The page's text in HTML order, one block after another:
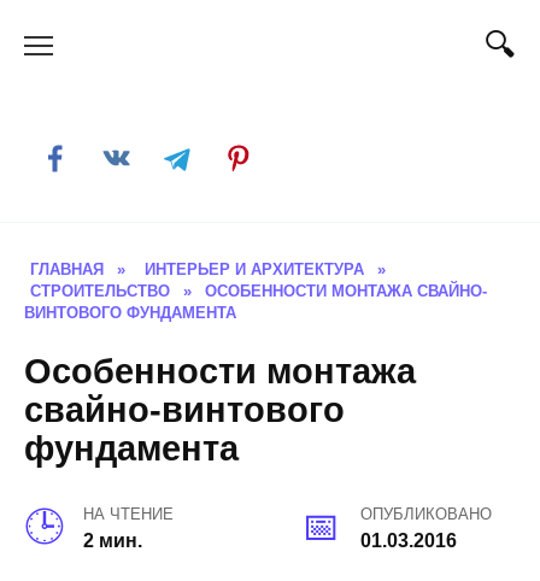
ГЛАВНАЯ » ИНТЕРЬЕР И АРХИТЕКТУРА
»
СТРОИТЕЛЬСТВО
»
ОСОБЕННОСТИ МОНТАЖА СВАЙНО-
ВИНТОВОГО ФУНДАМЕНТА
Особенности монтажа
свайно-винтового
фундамента
НА ЧТЕНИЕ
2 мин.
ОПУБЛИКОВАНО
01.03.2016